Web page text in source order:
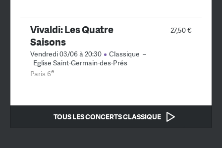
27,50 €
Vivaldi: Les Quatre
Saisons
Vendredi 03/06 à 20:30 Classique –
Eglise Saint-Germain-des-Prés
Paris 6e
TOUS LES CONCERTS CLASSIQUE